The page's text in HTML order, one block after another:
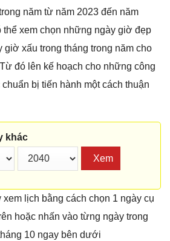
năm từ năm 2023 đến năm
thể xem chọn những ngày giờ đẹp
giờ xấu trong tháng trong năm cho
đó lên kế hoạch cho những công
bị tiến hành một cách thuận
khác
Xem
xem lịch bằng cách chọn 1 ngày cụ
hoặc nhấn vào từng ngày trong
10 ngay bên dưới